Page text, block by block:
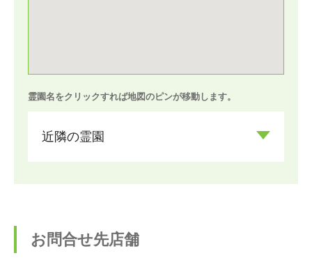
霊園名をクリックすれば地図のピンが移動します。
近隣の霊園
お問合せ先店舗